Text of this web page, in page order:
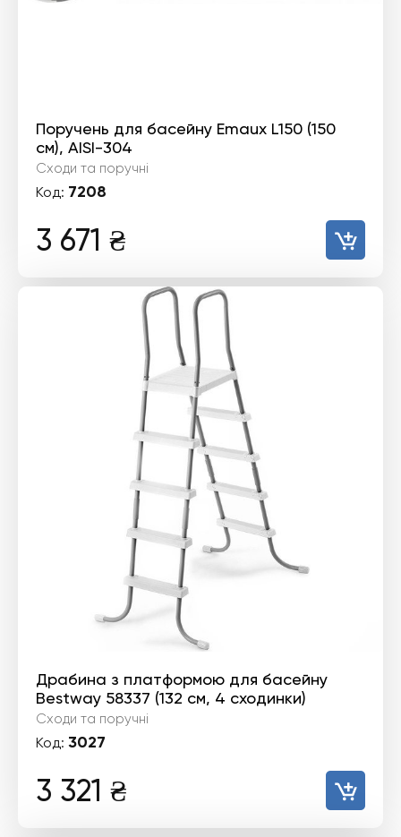
Поручень для басейну Emaux L150 (150
см), AISI-304
Сходи та поручні
Код: 7208
3 671 ₴
Драбина з платформою для басейну
Bestway 58337 (132 см, 4 сходинки)
Сходи та поручні
Код: 3027
3 321 ₴